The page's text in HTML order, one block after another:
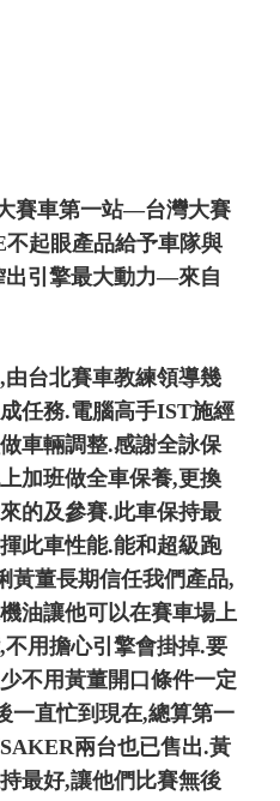
賽車第一站—台灣大賽
起眼產品給予車隊與
出引擎最大動力—來自
台北賽車教練領導幾
任務.電腦高手IST施經
車輛調整.感謝全詠保
加班做全車保養,更換
的及參賽.此車保持最
此車性能.能和超級跑
黃董長期信任我們產品,
油讓他可以在賽車場上
用擔心引擎會掛掉.要
不用黃董開口條件一定
一直忙到現在,總算第一
兩台也已售出.黃
最好,讓他們比賽無後